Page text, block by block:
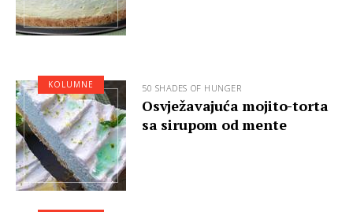
50 SHADES OF HUNGER
Osvježavajuća mojito-torta
sa sirupom od mente
KOLUMNE